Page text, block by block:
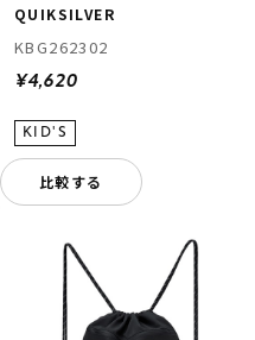
QUIKSILVER
KBG262302
¥4,620
比較する